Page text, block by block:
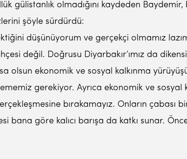
gülistanlık olmadığını kaydeden
şöyle sürdürdü:
düşünüyorum ve gerçekçi olmamız
değil. Doğrusu Diyarbakır’ımız da
olsun ekonomik ve sosyal kalkınma
gerekiyor. Ayrıca ekonomik ve sosyal
bırakamayız. Onların çabası
bana göre kalıcı barışa da katkı sunar.